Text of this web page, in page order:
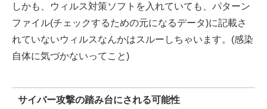
しかも、ウィルス対策ソフトを入れていても、パターン
ファイル(チェックするための元になるデータ)に記載さ
れていないウィルスなんかはスルーしちゃいます。(感染
自体に気づかないってこと)
サイバー攻撃の踏み台にされる可能性